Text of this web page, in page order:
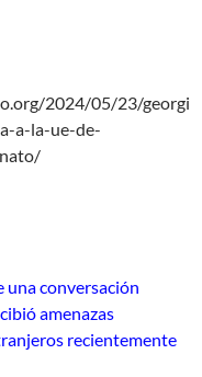
2024/05/23/georgi
a-la-ue-de-
de-asesinato/
una conversación
amenazas
recientemente